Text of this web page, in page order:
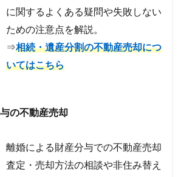
に関するよくある疑問や失敗しない
ための注意点を解説。
⇒相続・遺産分割の不動産売却につ
いてはこちら
の不動産売却
離婚による財産分与での不動産売却
査定・売却方法の相談や非住み替え